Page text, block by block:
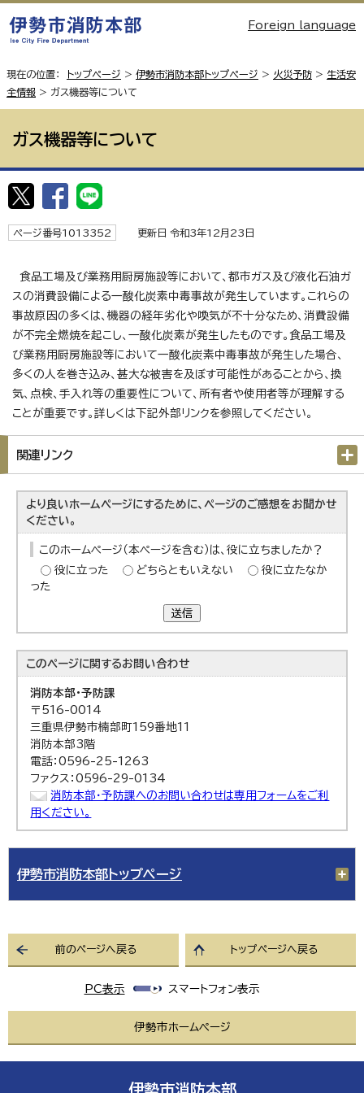
Foreign language
現在の位置： トップページ > 伊勢市消防本部トップページ > 火災予防 > 生活安
全情報 > ガス機器等について
ガス機器等について
ページ番号1013352 更新日 令和3年12月23日
食品工場及び業務用厨房施設等において、都市ガス及び液化石油ガ
スの消費設備による一酸化炭素中毒事故が発生しています。これらの
事故原因の多くは、機器の経年劣化や喚気が不十分なため、消費設備
が不完全燃焼を起こし、一酸化炭素が発生したものです。食品工場及
び業務用厨房施設等において一酸化炭素中毒事故が発生した場合、
多くの人を巻き込み、甚大な被害を及ぼす可能性があることから、換
気、点検、手入れ等の重要性について、所有者や使用者等が理解する
ことが重要です。詳しくは下記外部リンクを参照してください。
関連リンク
より良いホームページにするために、ページのご感想をお聞かせ
ください。
このホームページ（本ページを含む）は、役に立ちましたか？
役に立った
どちらともいえない
役に立たなか
った
送信
このページに関するお問い合わせ
消防本部・予防課
〒516-0014
三重県伊勢市楠部町159番地11
消防本部3階
電話：0596-25-1263
ファクス：0596-29-0134
消防本部・予防課へのお問い合わせは専用フォームをご利
用ください。
伊勢市消防本部トップページ
前のページへ戻る トップページへ戻る
PC表示 スマートフォン表示
伊勢市ホームページ
伊勢市消防本部